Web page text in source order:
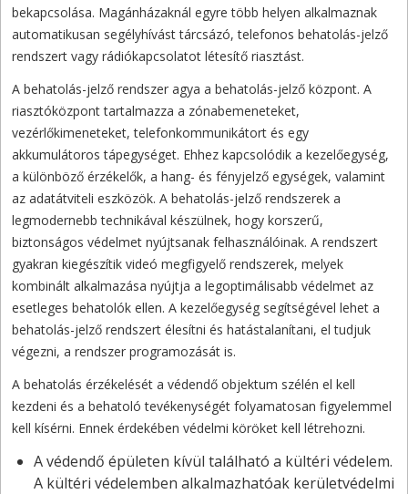
bekapcsolása. Magánházaknál egyre több helyen alkalmaznak
automatikusan segélyhívást tárcsázó, telefonos behatolás-jelző
rendszert vagy rádiókapcsolatot létesítő riasztást.
A behatolás-jelző rendszer agya a behatolás-jelző központ. A
riasztóközpont tartalmazza a zónabemeneteket,
vezérlőkimeneteket, telefonkommunikátort és egy
akkumulátoros tápegységet. Ehhez kapcsolódik a kezelőegység,
a különböző érzékelők, a hang- és fényjelző egységek, valamint
az adatátviteli eszközök. A behatolás-jelző rendszerek a
legmodernebb technikával készülnek, hogy korszerű,
biztonságos védelmet nyújtsanak felhasználóinak. A rendszert
gyakran kiegészítik videó megfigyelő rendszerek, melyek
kombinált alkalmazása nyújtja a legoptimálisabb védelmet az
esetleges behatolók ellen. A kezelőegység segítségével lehet a
behatolás-jelző rendszert élesítni és hatástalanítani, el tudjuk
végezni, a rendszer programozását is.
A behatolás érzékelését a védendő objektum szélén el kell
kezdeni és a behatoló tevékenységét folyamatosan figyelemmel
kell kísérni. Ennek érdekében védelmi köröket kell létrehozni.
A védendő épületen kívül található a kültéri védelem.
A kültéri védelemben alkalmazhatóak kerületvédelmi